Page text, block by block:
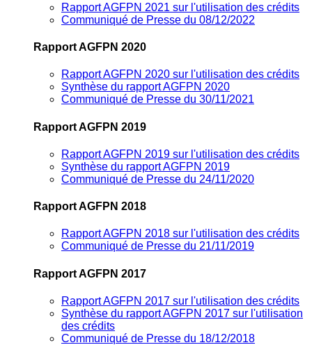
Rapport AGFPN 2021 sur l'utilisation des crédits
Communiqué de Presse du 08/12/2022
Rapport AGFPN 2020
Rapport AGFPN 2020 sur l'utilisation des crédits
Synthèse du rapport AGFPN 2020
Communiqué de Presse du 30/11/2021
Rapport AGFPN 2019
Rapport AGFPN 2019 sur l'utilisation des crédits
Synthèse du rapport AGFPN 2019
Communiqué de Presse du 24/11/2020
Rapport AGFPN 2018
Rapport AGFPN 2018 sur l'utilisation des crédits
Communiqué de Presse du 21/11/2019
Rapport AGFPN 2017
Rapport AGFPN 2017 sur l'utilisation des crédits
Synthèse du rapport AGFPN 2017 sur l'utilisation
des crédits
Communiqué de Presse du 18/12/2018